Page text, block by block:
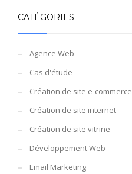
CATÉGORIES
Agence Web
Cas d'étude
Création de site e-commerce
Création de site internet
Création de site vitrine
Développement Web
Email Marketing